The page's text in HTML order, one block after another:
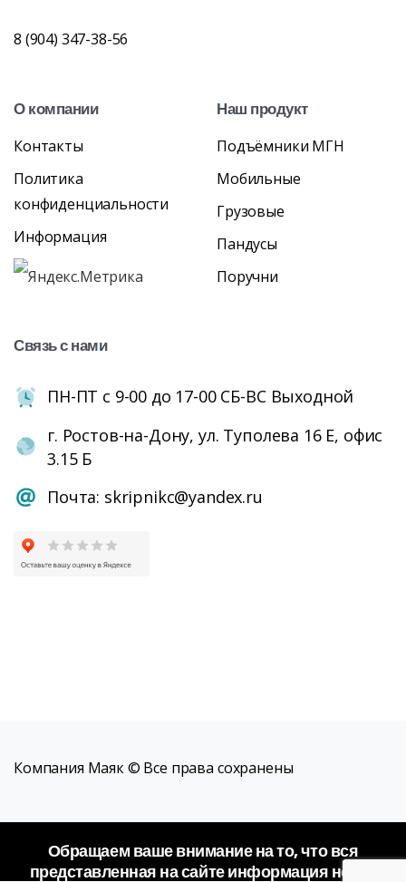
8 (904) 347-38-56
Окомпании
Контакты
Политика
конфиденциальности
Информация
Наш продукт
Подъёмники МГН
Мобильные
Грузовые
Пандусы
Поручни
Связьснами
ПН-ПТ с 9-00 до 17-00 СБ-ВС Выходной
г. Ростов-на-Дону, ул. Туполева 16 Е, офис
3.15 Б
Почта: skripnikc@yandex.ru
Компания Маяк © Все права сохранены
Обращаем ваше внимание на то, что вся
представленная на сайте информация носит